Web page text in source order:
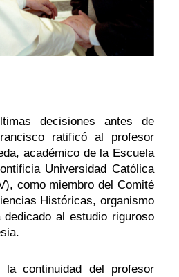
decisiones antes de
ratificó al profesor
académico de la Escuela
Universidad Católica
como miembro del Comité
Históricas, organismo
al estudio riguroso
la continuidad del profesor